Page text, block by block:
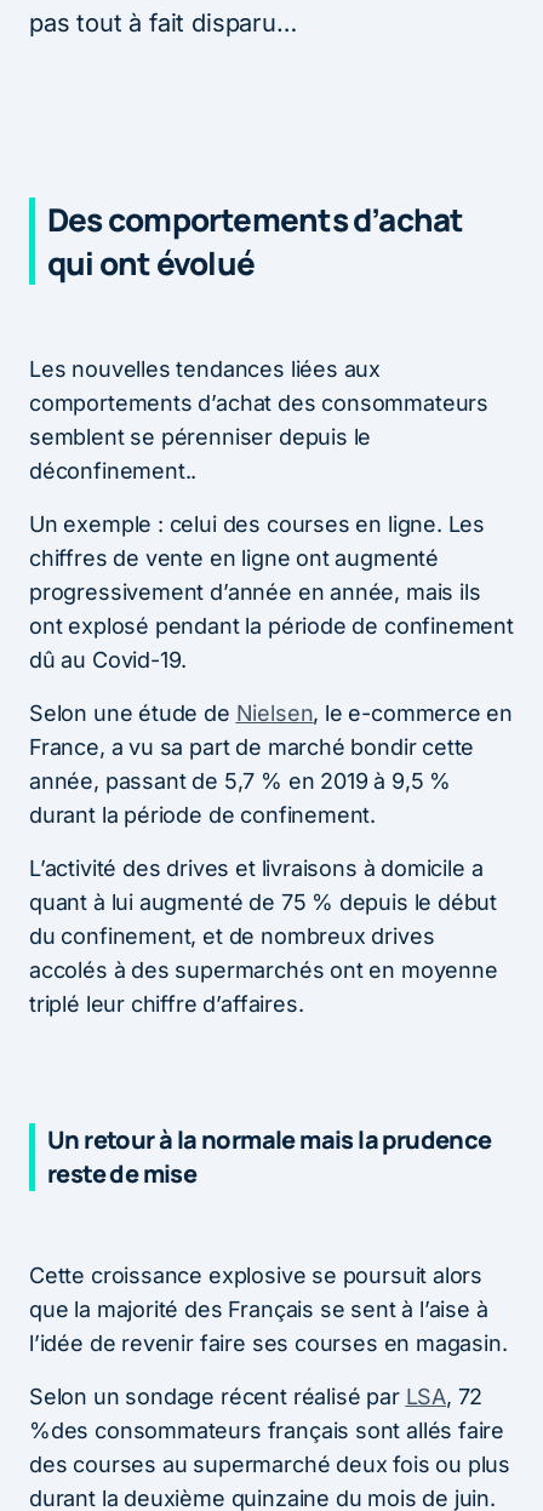
pas tout à fait disparu…
Des comportements d’achat
qui ont évolué
Les nouvelles tendances liées aux
comportements d’achat des consommateurs
semblent se pérenniser depuis le
déconfinement..
Un exemple : celui des courses en ligne. Les
chiffres de vente en ligne ont augmenté
progressivement d’année en année, mais ils
ont explosé pendant la période de confinement
dû au Covid-19.
Selon une étude de ​ Nielsen​, le e-commerce en
France, a vu sa part de marché bondir cette
année, passant de 5,7 % en 2019 à 9,5 %
durant la période de confinement.
L’activité des drives et livraisons à domicile a
quant à lui augmenté de 75 % depuis le début
du confinement, et de nombreux drives
accolés à des supermarchés ont en moyenne
triplé leur chiffre d’affaires.
Un retour à la normale mais la prudence
reste de mise
Cette croissance explosive se poursuit alors
que la majorité des Français se sent à l’aise à
l’idée de revenir faire ses courses en magasin.
Selon un sondage récent réalisé par LSA​, 72
%des consommateurs français sont allés faire
des courses au supermarché deux fois ou plus
durant la deuxième quinzaine du mois de juin.